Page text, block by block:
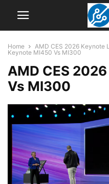
Home AMD CES 2026 Keynote
Keynote MI450 Vs MI300
AMD CES
Vs MI300